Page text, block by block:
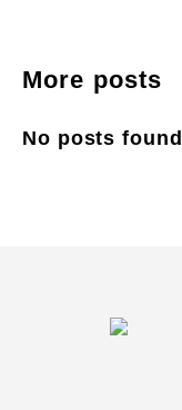
More posts
No posts found